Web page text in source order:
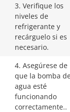
3. Verifique los
niveles de
refrigerante y
recárguelo si es
necesario.
4. Asegúrese de
que la bomba
agua esté
funcionando
correctamente..